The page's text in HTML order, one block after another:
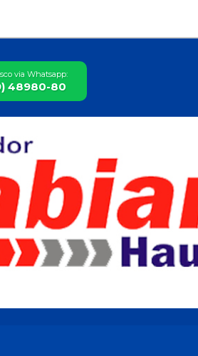
via Whatsapp:
48980-80